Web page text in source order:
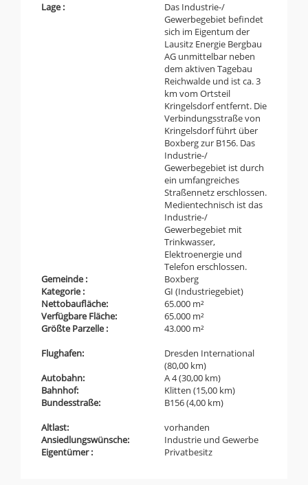
Lage :
Das Industrie-/
Gewerbegebiet befindet
sich im Eigentum der
Lausitz Energie Bergbau
AG unmittelbar neben
dem aktiven Tagebau
Reichwalde und ist ca. 3
km vom Ortsteil
Kringelsdorf entfernt. Die
Verbindungsstraße von
Kringelsdorf führt über
Boxberg zur B156. Das
Industrie-/
Gewerbegebiet ist durch
ein umfangreiches
Straßennetz erschlossen.
Medientechnisch ist das
Industrie-/
Gewerbegebiet mit
Trinkwasser,
Elektroenergie und
Telefon erschlossen.
Gemeinde :
Boxberg
Kategorie :
GI (Industriegebiet)
Nettobaufläche:
65.000 m²
Verfügbare Fläche:
65.000 m²
Größte Parzelle :
43.000 m²
Flughafen:
Dresden International
(80,00 km)
Autobahn:
A 4 (30,00 km)
Bahnhof:
Klitten (15,00 km)
Bundesstraße:
B156 (4,00 km)
Altlast:
vorhanden
Ansiedlungswünsche:
Industrie und Gewerbe
Eigentümer :
Privatbesitz